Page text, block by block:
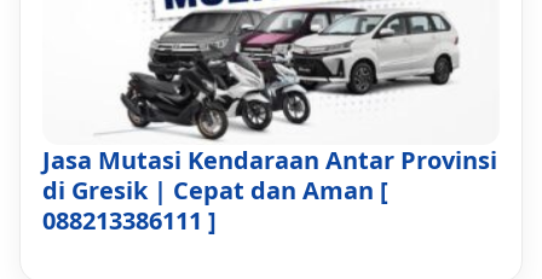
Jasa Mutasi Kendaraan Antar Provinsi
di Gresik | Cepat dan Aman [
088213386111 ]